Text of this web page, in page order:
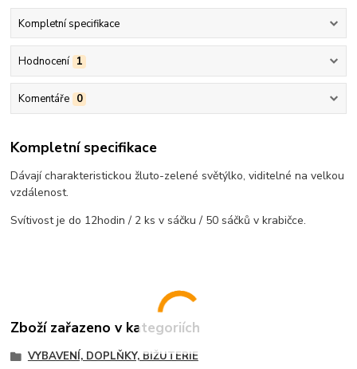
Kompletní specifikace
Hodnocení 1
Komentáře 0
Kompletní specifikace
Dávají charakteristickou žluto-zelené světýlko, viditelné na velkou
vzdálenost.
Svítivost je do 12hodin / 2 ks v sáčku / 50 sáčků v krabičce.
Zboží zařazeno v kategoriích
VYBAVENÍ, DOPLŇKY, BIŽUTERIE